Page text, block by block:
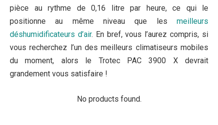
pièce au rythme de 0,16 litre par heure, ce qui le
positionne au même niveau que les meilleurs
déshumidificateurs d’air. En bref, vous l’aurez compris, si
vous recherchez l’un des meilleurs climatiseurs mobiles
du moment, alors le Trotec PAC 3900 X devrait
grandement vous satisfaire !
No products found.